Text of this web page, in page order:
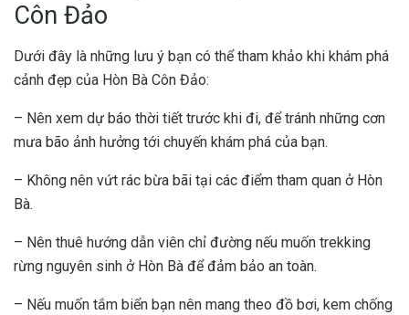
Côn Đảo
Dưới đây là những lưu ý bạn có thể tham khảo khi khám phá
cảnh đẹp của Hòn Bà Côn Đảo:
– Nên xem dự báo thời tiết trước khi đi, để tránh những cơn
mưa bão ảnh hưởng tới chuyến khám phá của bạn.
– Không nên vứt rác bừa bãi tại các điểm tham quan ở Hòn
Bà.
– Nên thuê hướng dẫn viên chỉ đường nếu muốn trekking
rừng nguyên sinh ở Hòn Bà để đảm bảo an toàn.
– Nếu muốn tắm biển bạn nên mang theo đồ bơi, kem chống